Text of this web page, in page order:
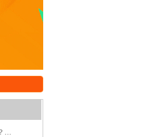
我们早上喝的豆浆都是毒药吗？豆浆专用消泡剂？